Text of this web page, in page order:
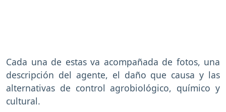
Cada una de estas va acompañada de fotos, una
descripción del agente, el daño que causa y las
alternativas de control agrobiológico, químico y
cultural.